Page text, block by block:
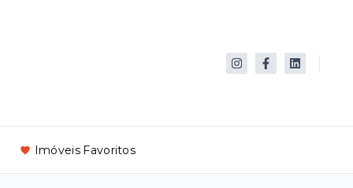
Imóveis Favoritos